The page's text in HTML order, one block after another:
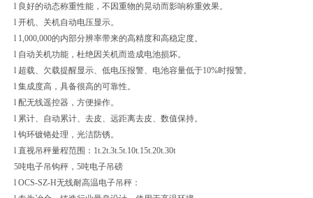
l 良好的动态称重性能，不因重物的晃动而影响称重效果。
l 开机、关机自动电压显示。
l 1,000,000的内部分辨率带来的高精度和高稳定度。
l 自动关机功能，杜绝因关机而造成电池损坏。
l 超载、欠载提醒显示、低电压报警、电池容量低于10%时报警。
l 集成度高，具备很高的可靠性。
l 配无线遥控器，方便操作。
l 累计、自动累计、去皮、远距离去皮、数值保持。
l 钩环镀铬处理，光洁防锈。
l 直视吊秤量程范围：1t.2t.3t.5t.10t.15t.20t.30t
5吨电子吊钩秤，5吨电子吊磅
l OCS-SZ-H无线耐高温电子吊秤：